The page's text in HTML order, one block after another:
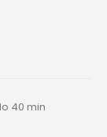
40 min